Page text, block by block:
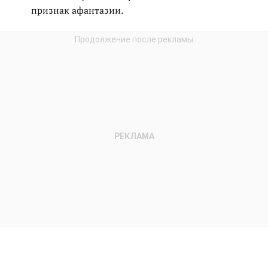
признак афантазии.